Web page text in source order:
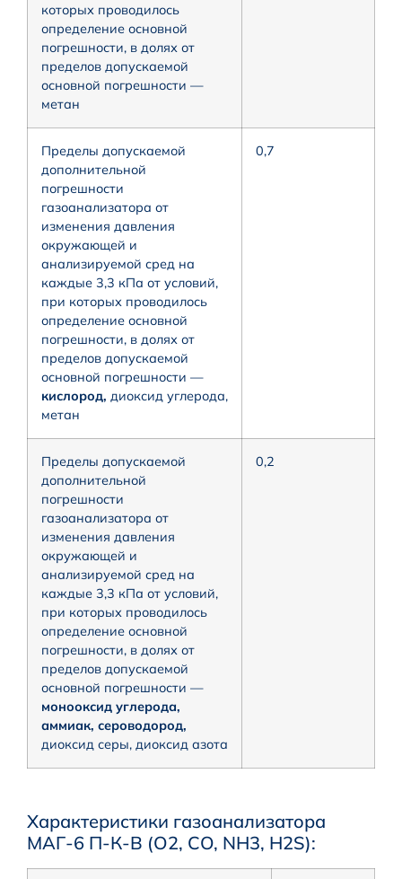
которых проводилось
определение основной
погрешности, в долях от
пределов допускаемой
основной погрешности —
метан
Пределы допускаемой
дополнительной
погрешности
газоанализатора от
изменения давления
окружающей и
анализируемой сред на
каждые 3,3 кПа от условий,
при которых проводилось
определение основной
погрешности, в долях от
пределов допускаемой
основной погрешности —
кислород, диоксид углерода,
метан
0,7
Пределы допускаемой
дополнительной
погрешности
газоанализатора от
изменения давления
окружающей и
анализируемой сред на
каждые 3,3 кПа от условий,
при которых проводилось
определение основной
погрешности, в долях от
пределов допускаемой
основной погрешности —
монооксид углерода,
аммиак, сероводород,
диоксид серы, диоксид азота
0,2
Характеристики газоанализатора
МАГ-6 П-К-В (О2, CO, NH3, H2S):